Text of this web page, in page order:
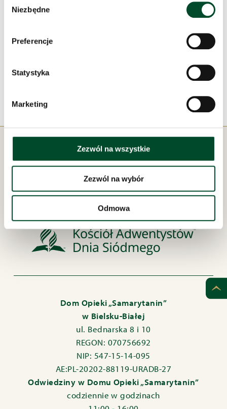
zgody
Niezbędne
Preferencje
Statystyka
Marketing
Zezwól na wszystkie
Zezwól na wybór
Odmowa
Pod zarządem:
Dom Opieki „Samarytanin”
w Bielsku-Białej
ul. Bednarska 8 i 10
REGON: 070756692
NIP: 547-15-14-095
AE:PL-20202-88119-URADB-27
Odwiedziny w Domu Opieki „Samarytanin”
codziennie w godzinach